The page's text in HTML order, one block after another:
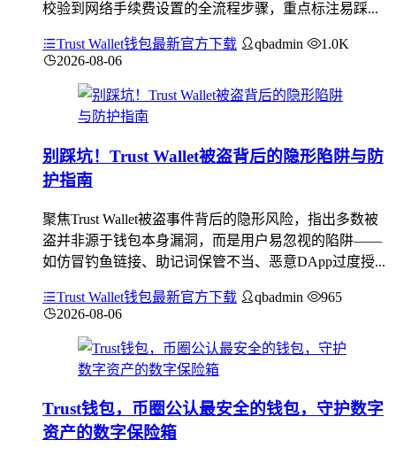
校验到网络手续费设置的全流程步骤，重点标注易踩...
Trust Wallet钱包最新官方下载 qbadmin
1.0K
2026-08-06
别踩坑！Trust Wallet被盗背后的隐形陷阱与防
护指南
聚焦Trust Wallet被盗事件背后的隐形风险，指出多数被
盗并非源于钱包本身漏洞，而是用户易忽视的陷阱——
如仿冒钓鱼链接、助记词保管不当、恶意DApp过度授...
Trust Wallet钱包最新官方下载 qbadmin
965
2026-08-06
Trust钱包，币圈公认最安全的钱包，守护数字
资产的数字保险箱